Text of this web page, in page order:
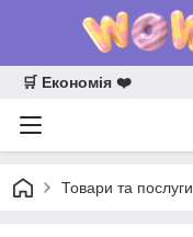
🛒 Економія ❤️
Товари та послуги